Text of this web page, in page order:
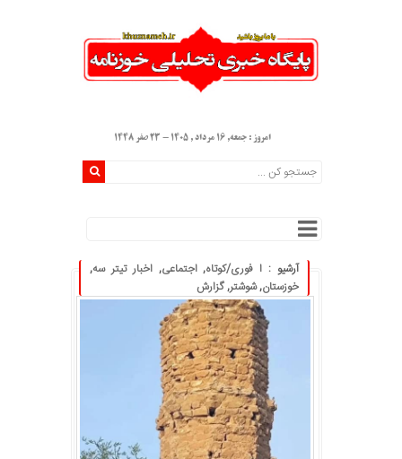
امروز : جمعه, ۱۶ مرداد , ۱۴۰۵ - 23 صفر 1448
آرشیو : ا فوری/کوتاه,اجتماعی,اخبار تیتر سه,
خوزستان,شوشتر,گزارش